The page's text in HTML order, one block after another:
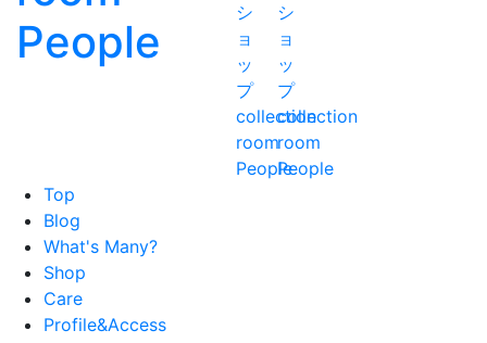
Top
Blog
What's Many?
Shop
Care
Profile&Access